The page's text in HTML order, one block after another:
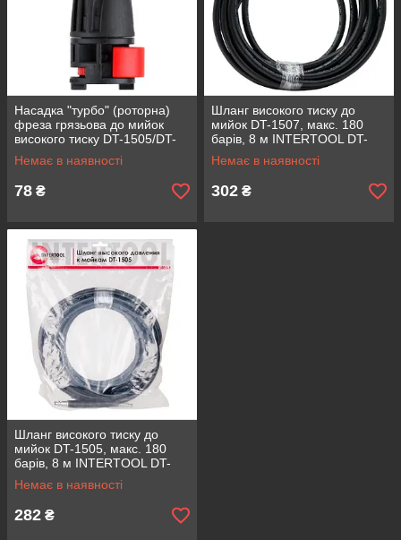
Насадка "турбо" (роторна)
фреза грязьова до мийок
високого тиску DT-1505/DT-
1507 INTERTOOL DT-1571
Немає в наявності
78 ₴
Шланг високого тиску до
мийок DT-1507, макс. 180
барів, 8 м INTERTOOL DT-
1579
Немає в наявності
302 ₴
Шланг високого тиску до
мийок DT-1505, макс. 180
барів, 8 м INTERTOOL DT-
1578
Немає в наявності
282 ₴